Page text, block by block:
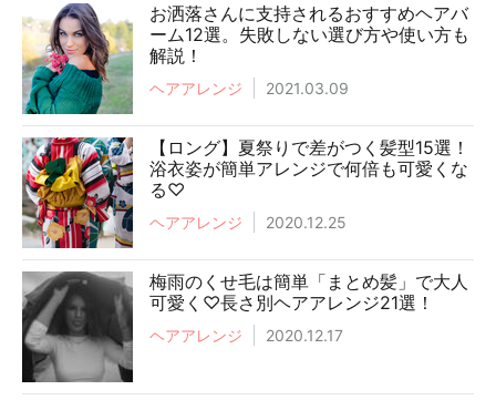
お洒落さんに支持されるおすすめヘアバ
ーム12選。失敗しない選び方や使い方も
解説！
ヘアアレンジ 2021.03.09
【ロング】夏祭りで差がつく髪型15選！
浴衣姿が簡単アレンジで何倍も可愛くな
る♡
ヘアアレンジ 2020.12.25
梅雨のくせ毛は簡単「まとめ髪」で大人
可愛く♡長さ別ヘアアレンジ21選！
ヘアアレンジ 2020.12.17